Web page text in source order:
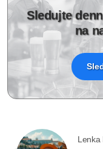
Sledujte
na
Lenka